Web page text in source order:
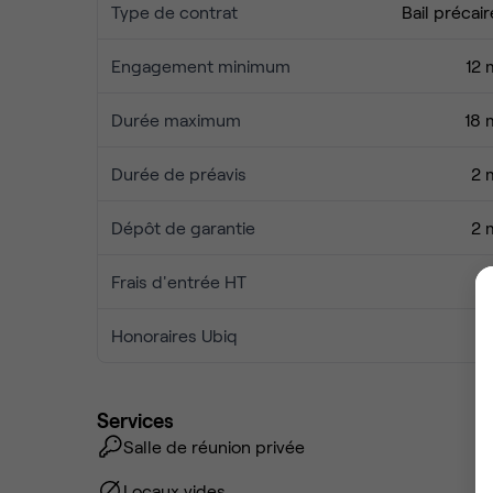
Type de contrat Bail
Engagement minimum 12
Durée maximum 18
Durée de préavis 2
Dépôt de garantie 2
Frais d'entrée HT
Honoraires Ubiq
Services
Salle de réunion privée